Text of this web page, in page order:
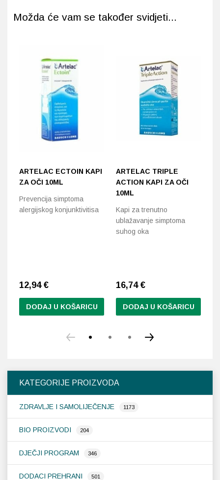
KATEGORIJE PROIZVODA
ZDRAVLJE I SAMOLIJEČENJE 1173
BIO PROIZVODI 204
DJEČJI PROGRAM 346
DODACI PREHRANI 501
Možda će vam se također svidjeti...
ARTELAC ECTOIN KAPI
ZA OČI 10ML
Prevencija simptoma
alergijskog konjunktivitisa
12,94 €
DODAJ U KOŠARICU
ARTELAC TRIPLE
ACTION KAPI ZA OČI
10ML
Kapi za trenutno
ublažavanje simptoma
suhog oka
16,74 €
DODAJ U KOŠARICU